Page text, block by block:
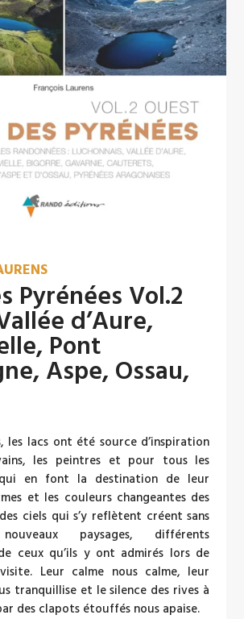
Pyrénées Vol.2
d’Aure,
Pont
Aspe, Ossau,
les lacs ont été source d’inspiration
les peintres et pour tous les
qui en font la destination de leur
et les couleurs changeantes des
ciels qui s’y reflètent créent sans
paysages, différents
ceux qu’ils y ont admirés lors de
Leur calme nous calme, leur
tranquillise et le silence des rives à
des clapots étouffés nous apaise.